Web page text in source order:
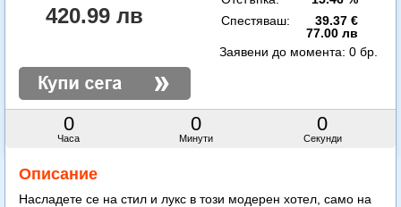
420.99 лв
Спестяваш:
39.37 €
77.00 лв
0
Часа
0
Минути
0
Секунди
Заявени до момента: 0 бр.
Описание
Насладете се на стил и лукс в този модерен хотел, само на